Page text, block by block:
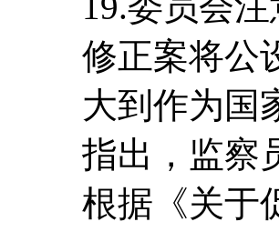
修正案将公
大到作为国
指出，监察
根据《关于